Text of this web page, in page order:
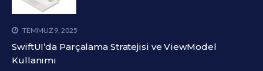
TEMMUZ 9, 2025
SwiftUI’da Parçalama Stratejisi ve ViewModel
Kullanımı